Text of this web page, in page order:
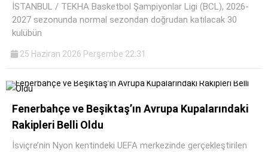
Hattı
İSTANBUL / TEKHA Basketbol Şampiyonlar Ligi (BCL), 2026-
2027 sezonunda normal sezondan doğrudan katılacak 30
kulübün
25 Haziran 2026 Perşembe 22:31
Fenerbahçe ve Beşiktaş’ın Avrupa Kupalarındaki
Rakipleri Belli Oldu
İsviçre’nin Nyon kentindeki UEFA merkezinde gerçekleştirilen